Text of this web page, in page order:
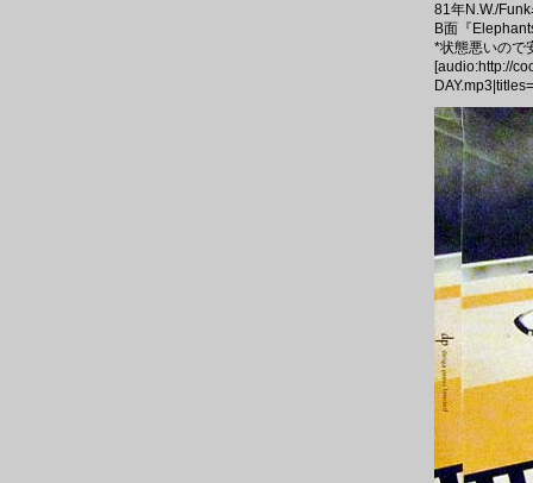
81年N.W./
B面『
*状態悪いので
[audio:http://